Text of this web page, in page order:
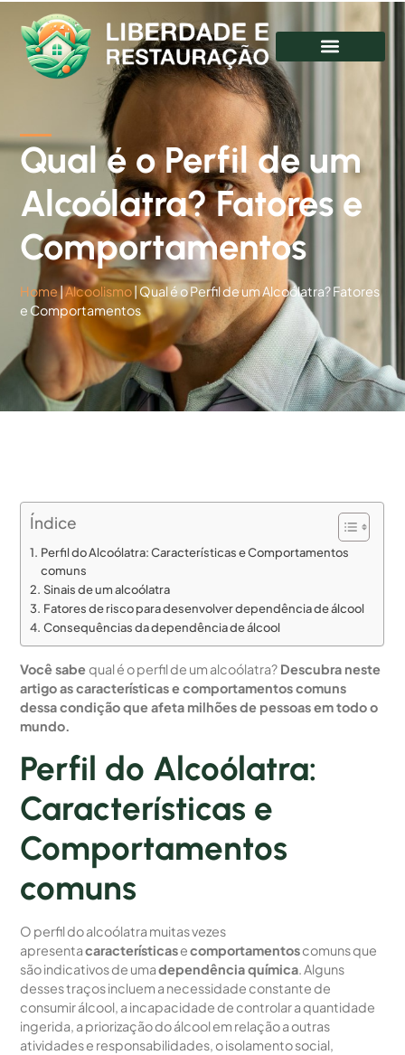
Qual é o Perfil de um
Alcoólatra? Fatores e
Comportamentos
Home|Alcoolismo|Qual é o Perfil de um Alcoólatra? Fatores
e Comportamentos
Índice
Perfil do Alcoólatra: Características e Comportamentos
comuns
Sinais de um alcoólatra
Fatores de risco para desenvolver dependência de álcool
Consequências da dependência de álcool
Você sabe qual é o perfil de um alcoólatra? Descubra neste
artigo as características e comportamentos comuns
dessa condição que afeta milhões de pessoas em todo o
mundo.
Perfil do Alcoólatra:
Características e
Comportamentos
comuns
O perfil do alcoólatra muitas vezes
apresentacaracterísticasecomportamentoscomuns que
são indicativos de umadependência química. Alguns
desses traços incluem a necessidade constante de
consumir álcool, a incapacidade de controlar a quantidade
ingerida, a priorização do álcool em relação a outras
atividades e responsabilidades, o isolamento social,